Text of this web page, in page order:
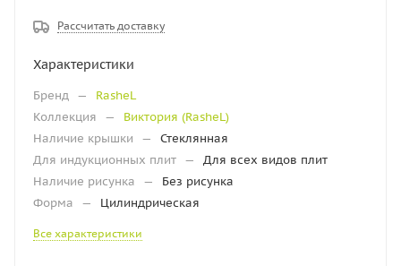
Рассчитать доставку
Характеристики
Бренд —
RasheL
Коллекция
—
Виктория (RasheL)
Наличие крышки
—
Стеклянная
Для индукционных плит —
Для всех видов плит
Наличие рисунка
—
Без рисунка
Форма
— Цилиндрическая
Все характеристики